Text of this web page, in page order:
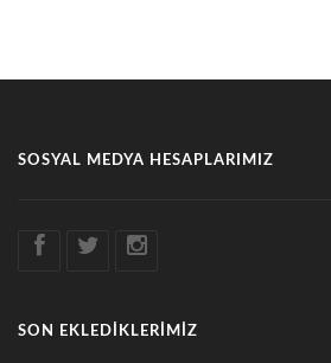
SOSYAL MEDYA HESAPLARIMIZ
SON EKLEDİKLERİMİZ